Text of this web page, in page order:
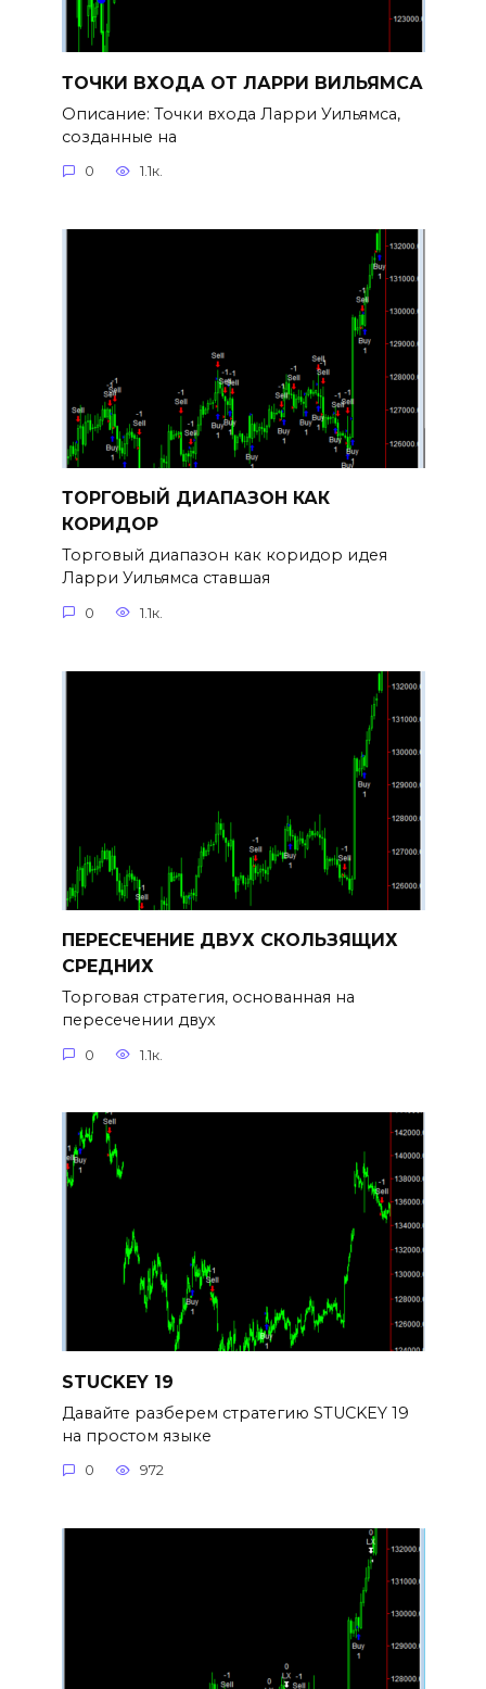
ТОЧКИ ВХОДА ОТ ЛАРРИ ВИЛЬЯМСА
Описание: Точки входа Ларри Уильямса,
созданные на
0 1.1к.
ТОРГОВЫЙ ДИАПАЗОН КАК
КОРИДОР
Торговый диапазон как коридор идея
Ларри Уильямса ставшая
0 1.1к.
ПЕРЕСЕЧЕНИЕ ДВУХ СКОЛЬЗЯЩИХ
СРЕДНИХ
Торговая стратегия, основанная на
пересечении двух
0 1.1к.
STUCKEY 19
Давайте разберем стратегию STUCKEY 19
на простом языке
0 972